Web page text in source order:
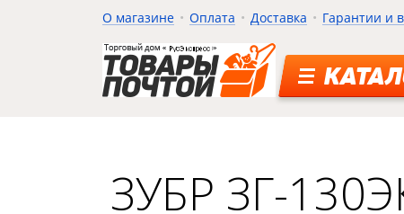
О магазине Оплата Доставка Гарантии и
ЗУБР ЗГ-